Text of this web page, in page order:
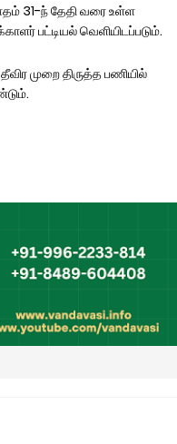
31-ந் தேதி வரை உள்ள
பட்டியல் வெளியிடப்படும்.
முறை திருத்த பணியில்